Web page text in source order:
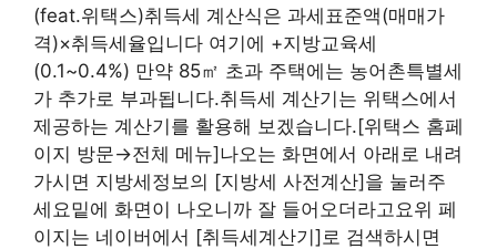
(feat.위택스)취득세 계산식은 과세표준액(매매가
격)×취득세율입니다 여기에 +지방교육세
(0.1~0.4%) 만약 85㎡ 초과 주택에는 농어촌특별세
가 추가로 부과됩니다.취득세 계산기는 위택스에서
제공하는 계산기를 활용해 보겠습니다.[위택스 홈페
이지 방문→전체 메뉴]나오는 화면에서 아래로 내려
가시면 지방세정보의 [지방세 사전계산]을 눌러주
세요밑에 화면이 나오니까 잘 들어오더라고요위 페
이지는 네이버에서 [취득세계산기]로 검색하시면